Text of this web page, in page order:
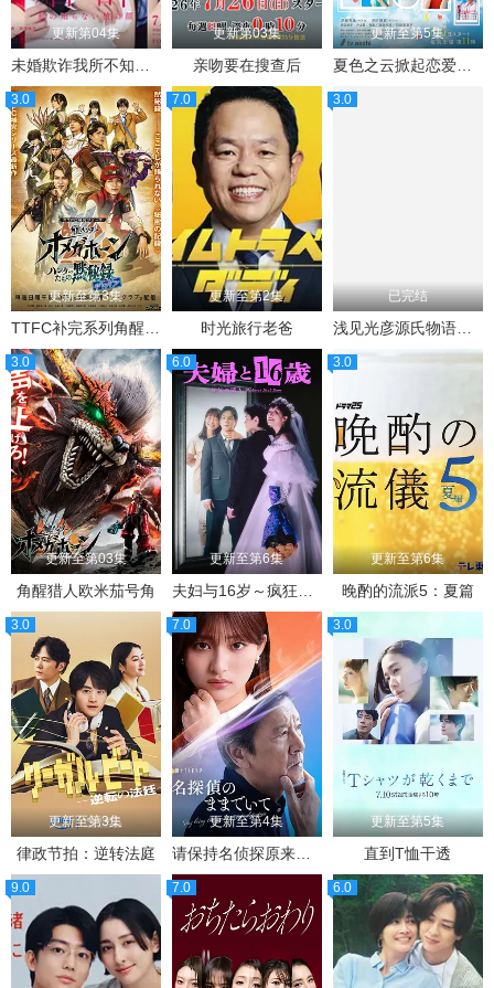
更新第04集 更新第03集
亲吻要在搜查后
更新至第5集
夏色之云掀起恋爱与风暴
3.0
更新至第3集
7.0
更新至第2集
时光旅行老爸
3.0
已完结
浅见光彦源氏物语杀人事件
3.0
更新至第03集
角醒猎人欧米茄号角
6.0
更新至第6集
3.0
更新至第6集
晚酌的流派5：夏篇
3.0
更新至第3集
律政节拍：逆转法庭
7.0
更新至第4集
请保持名侦探原来的样子
3.0
更新至第5集
直到T恤干透
9.0 7.0 6.0